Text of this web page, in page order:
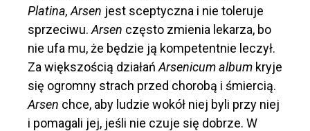
Platina, Arsen jest sceptyczna i nie toleruje
sprzeciwu. Arsen często zmienia lekarza, bo
nie ufa mu, że będzie ją kompetentnie leczył.
Za większością działań Arsenicum album kryje
się ogromny strach przed chorobą i śmiercią.
Arsen chce, aby ludzie wokół niej byli przy niej
i pomagali jej, jeśli nie czuje się dobrze. W